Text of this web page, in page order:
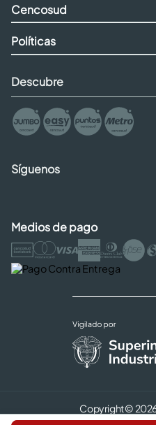
Cencosud
Políticas
Descubre
Síguenos
Medios de pago
Copyright ©
Términos y